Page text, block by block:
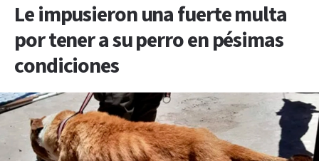
Le impusieron una fuerte multa
por tener a su perro en pésimas
condiciones